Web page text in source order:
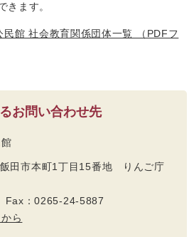
きます。
館 社会教育関係団体一覧 （PDFフ
お問い合わせ先
田市本町1丁目15番地 りんご庁
：0265-24-5887
ら